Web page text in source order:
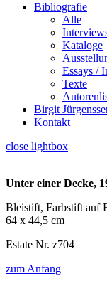
Bibliografie
Alle
Kataloge
Essays /
Texte
Birgit
Kontakt
close lightbox
Unter einer Decke,
Bleistift, Farbstift auf
64 x 44,5 cm
Estate Nr. z704
zum Anfang